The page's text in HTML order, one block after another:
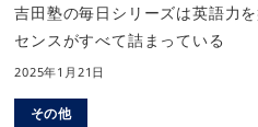
吉田塾の毎日シリーズは英語力
センスがすべて詰まっている
2025年1月21日
その他